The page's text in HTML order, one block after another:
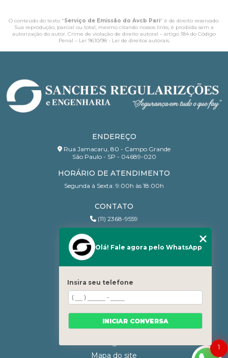
O conteúdo do texto "Serviço de Emissão do Avcb Pari" é de direito reservado.
Sua reprodução, parcial ou total, mesmo citando nossos links, é proibida sem a
autorização do autor. Crime de violação de direito autoral – artigo 184 do Código
Penal – Lei 9610/98 - Lei de direitos autorais.
ENDEREÇO
Rua Jamacaru, 80 - Campo Grande
São Paulo - SP - 04689-020
HORÁRIO DE ATENDIMENTO
Segunda à Sexta: 9:00h às 18:00h
CONTATO
(11) 2368-9559
contato@sanchesri.com.br
Quem Somos
Blog
Serviços
Contato
Mapa do site
1
Olá! Fale agora pelo WhatsApp
Insira seu telefone
INICIAR CONVERSA